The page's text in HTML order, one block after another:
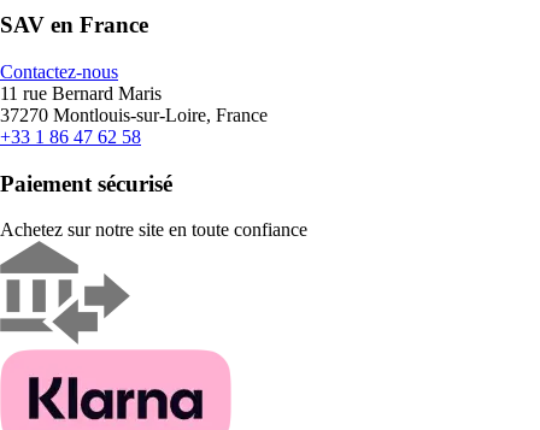
SAV en France
Contactez-nous
11 rue Bernard Maris
37270 Montlouis-sur-Loire, France
+33 1 86 47 62 58
Paiement sécurisé
Achetez sur notre site en toute confiance